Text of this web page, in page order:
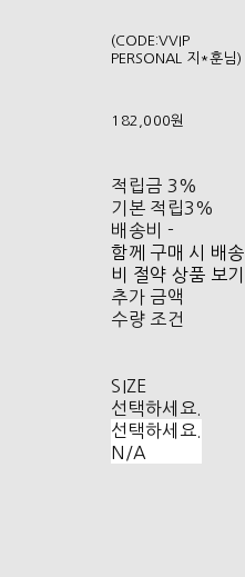
(CODE:VVIP
PERSONAL 지*훈님)
182,000원
적립금 3%
기본 적립3%
배송비 -
함께 구매 시 배송
비 절약 상품 보기
추가 금액
수량 조건
SIZE
선택하세요.
선택하세요.
N/A